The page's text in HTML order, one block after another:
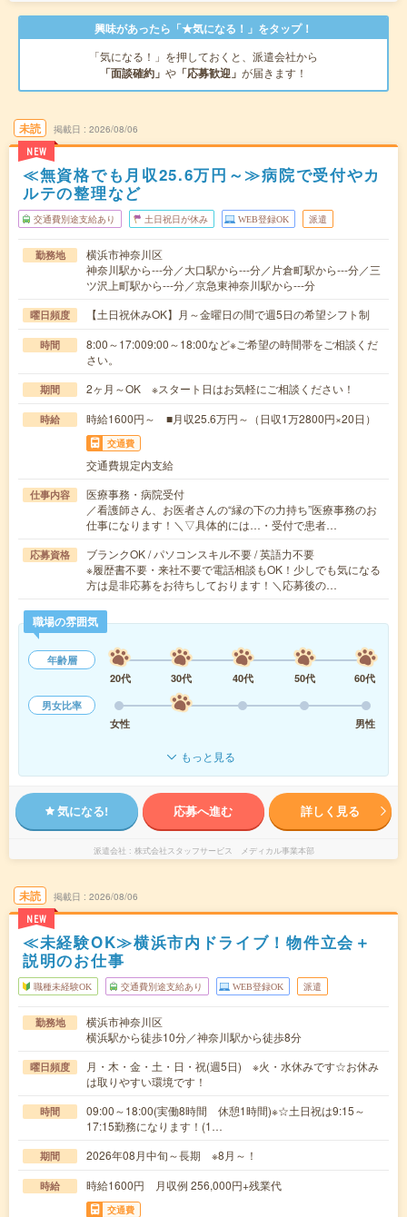
興味があったら「★気になる！」をタップ！
「気になる！」を押しておくと、派遣会社から
「面談確約」 や 「応募歓迎」 が届きます！
未読
NEW
掲載日 2026/08/06
≪無資格でも月収25.6万円～≫病院で受付やカ
ルテの整理など
交通費別途支給あり 土日祝日が休み WEB登録OK 派遣
勤務地
横浜市神奈川区
神奈川駅から---分／大口駅から---分／片倉町駅から---分／三
ツ沢上町駅から---分／京急東神奈川駅から---分
曜日頻度 【土日祝休みOK】月～金曜日の間で週5日の希望シフト制
時間
8:00～17:009:00～18:00など※ご希望の時間帯をご相談くだ
さい。
期間 2ヶ月～OK ※スタート日はお気軽にご相談ください！
時給 時給1600円～ ■月収25.6万円～（日収1万2800円×20日）
交通費
交通費規定内支給
仕事内容
医療事務・病院受付
／看護師さん、お医者さんの“縁の下の力持ち”医療事務のお
仕事になります！＼▽具体的には…・受付で患者…
応募資格
ブランクOK / パソコンスキル不要 / 英語力不要
※履歴書不要・来社不要で電話相談もOK！少しでも気になる
方は是非応募をお待ちしております！＼応募後の…
職場の雰囲気
年齢層
20代
30代 40代 50代
60代
男女比率
女性
男性
もっと見る
気になる! 応募へ進む 詳しく見る
派遣会社 株式会社スタッフサービス メディカル事業本部
未読
NEW
掲載日 2026/08/06
≪未経験OK≫横浜市内ドライブ！物件立会＋
説明のお仕事
職種未経験OK 交通費別途支給あり WEB登録OK 派遣
勤務地
横浜市神奈川区
横浜駅から徒歩10分／神奈川駅から徒歩8分
曜日頻度
月・木・金・土・日・祝(週5日) ※火・水休みです☆お休み
は取りやすい環境です！
時間
09:00～18:00(実働8時間 休憩1時間)※☆土日祝は9:15～
17:15勤務になります！(1…
期間 2026年08月中旬～長期 ※8月～！
時給 時給1600円 月収例 256,000円+残業代
交通費